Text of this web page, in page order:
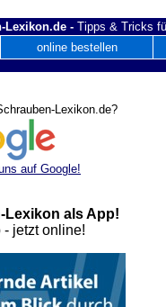
- Tipps & Tricks
online bestellen
Lexikon.de?
auf Google!
Lexikon als App!
- jetzt online!